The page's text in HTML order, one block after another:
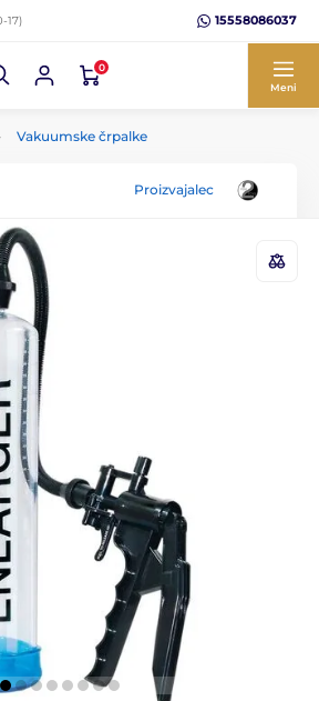
17) 15558086037
0
Meni
Vakuumske črpalke
Proizvajalec